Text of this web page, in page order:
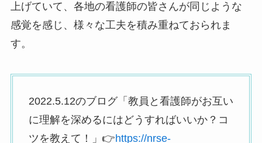
上げていて、各地の看護師の皆さんが同じような
感覚を感じ、様々な工夫を積み重ねておられま
す。
2022.5.12のブログ「教員と看護師がお互い
に理解を深めるにはどうすればいいか？コ
ツを教えて！」👉https://nrse-